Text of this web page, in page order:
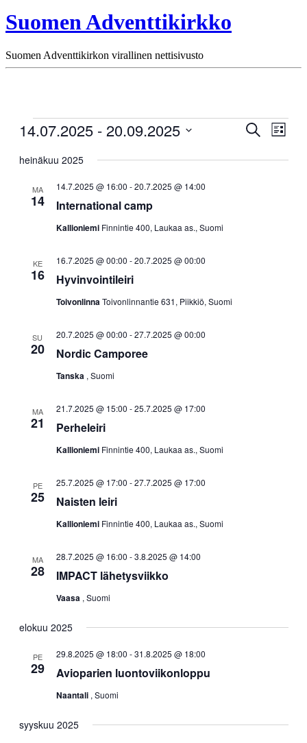
Suomen Adventtikirkko
Suomen Adventtikirkon virallinen nettisivusto
Tapahtumat
aja
Etsi
Lista
14.07.2025 - 20.09.2025
päivä.
heinäkuu 2025
MA
14 International camp
14.7.2025 @ 16:00 -20.7.2025 @ 14:00
Kallioniemi Finnintie 400, Laukaa as., Suomi
KE
16 Hyvinvointileiri
16.7.2025 @ 00:00 -20.7.2025 @ 00:00
ToivonlinnaToivonlinnantie 631, Piikkiö, Suomi
SU
20 Nordic Camporee
20.7.2025 @ 00:00 -27.7.2025 @ 00:00
Tanska , Suomi
MA
21 Perheleiri
21.7.2025 @ 15:00 -25.7.2025 @ 17:00
Kallioniemi Finnintie 400, Laukaa as., Suomi
PE
25 Naisten leiri
25.7.2025 @ 17:00 -27.7.2025 @ 17:00
Kallioniemi Finnintie 400, Laukaa as., Suomi
MA
28 IMPACT lähetysviikko
28.7.2025 @ 16:00 -3.8.2025 @ 14:00
Vaasa , Suomi
elokuu 2025
PE
29 Avioparien luontoviikonloppu
29.8.2025 @ 18:00 -31.8.2025 @ 18:00
Naantali , Suomi
syyskuu 2025